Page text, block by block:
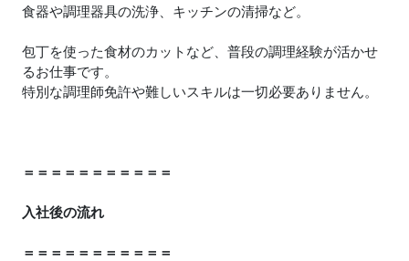
食器や調理器具の洗浄、キッチンの清掃など。
包丁を使った食材のカットなど、普段の調理経験が活かせ
るお仕事です。
特別な調理師免許や難しいスキルは一切必要ありません。
＝＝＝＝＝＝＝＝＝＝＝
入社後の流れ
＝＝＝＝＝＝＝＝＝＝＝